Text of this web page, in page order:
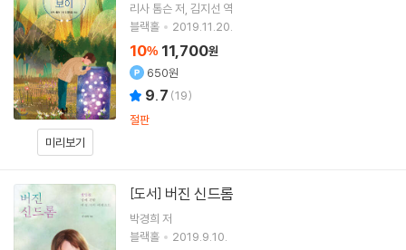
미리보기
리사 톰슨저 김지선 역
블랙홀
2019.11.20.
10% 11,700원
650원
9.7 (19)
절판
[도서] 버진 신드롬
박경희 저
블랙홀
2019.9.10.